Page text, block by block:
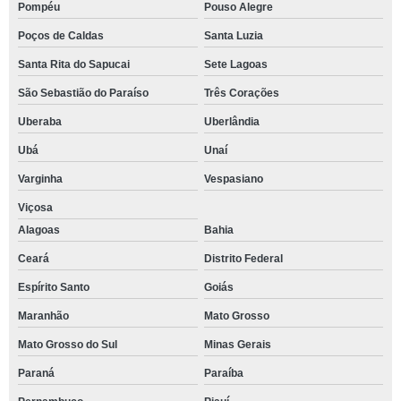
Pompéu Pouso Alegre
Poços de Caldas Santa Luzia
Santa Rita do Sapucai Sete Lagoas
São Sebastião do Paraíso Três Corações
Uberaba Uberlândia
Ubá Unaí
Varginha Vespasiano
Viçosa
Alagoas
Bahia
Ceará Distrito Federal
Espírito Santo Goiás
Maranhão Mato Grosso
Mato Grosso do Sul Minas Gerais
Paraná Paraíba